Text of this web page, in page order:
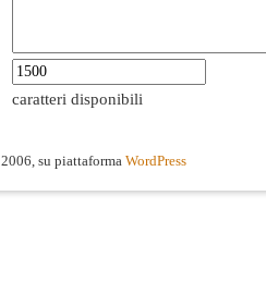
caratteri disponibili
2006, su piattaforma WordPress